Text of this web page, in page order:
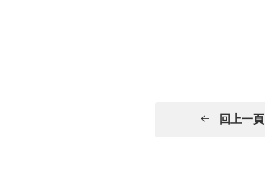
回上一頁